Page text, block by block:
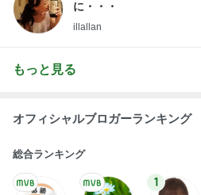
に・・・
illallan
もっと見る
オフィシャルブロガーランキング
総合ランキング
1